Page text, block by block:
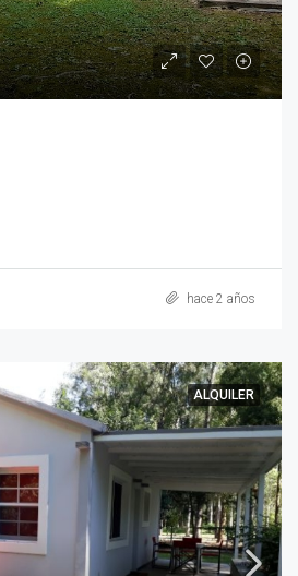
hace 2 años
ALQUILER